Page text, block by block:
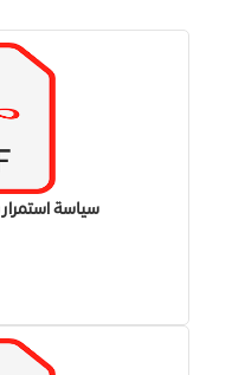
سياسة